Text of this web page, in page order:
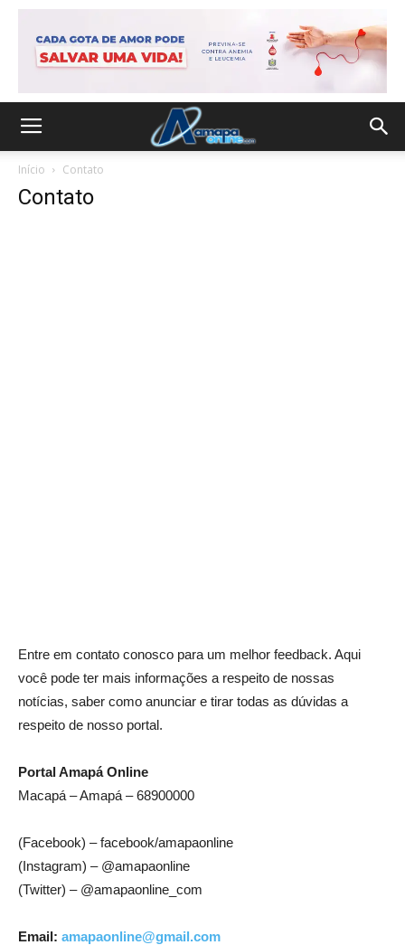
Início Contato
Contato
Entre em contato conosco para um melhor feedback. Aqui
você pode ter mais informações a respeito de nossas
notícias, saber como anunciar e tirar todas as dúvidas a
respeito de nosso portal.
Portal Amapá Online
Macapá – Amapá – 68900000
(Facebook) – facebook/amapaonline
(Instagram) – @amapaonline
(Twitter) – @amapaonline_com
Email: amapaonline@gmail.com